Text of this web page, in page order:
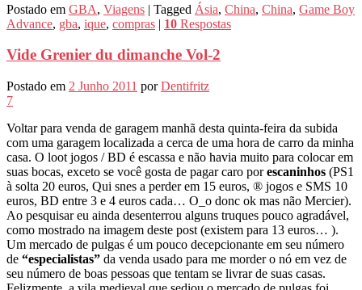
Postado em GBA, Viagens | Tagged Ásia, China, China, Game Boy
Advance, gba, ique, compras | 10 Respostas
Vide Grenier du dimanche Vol-2
Postado em 2 Junho 2011 porDentifritz
7
Voltar para venda de garagem manhã desta quinta-feira da subida
com uma garagem localizada a cerca de uma hora de carro da minha
casa. O loot jogos / BD é escassa e não havia muito para colocar em
suas bocas, exceto se você gosta de pagar caro porescaninhos (PS1
à solta 20 euros, Qui snes a perder em 15 euros, ® jogos e SMS 10
euros, BD entre 3 e 4 euros cada… O_o donc ok mas não Mercier).
Ao pesquisar eu ainda desenterrou alguns truques pouco agradável,
como mostrado na imagem deste post (existem para 13 euros… ).
Um mercado de pulgas é um pouco decepcionante em seu número
de “especialistas” da venda usado para me morder o nó em vez de
seu número de boas pessoas que tentam se livrar de suas casas.